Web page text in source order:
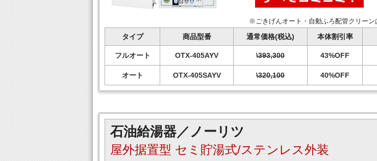
※ごきげんオート・自動ふろ配管クリーン
タイプ 商品型番 通常価格(税込) 本体割引率
フルオート OTX-405AYV \393,300 43%OFF
オート OTX-405SAYV \320,100 40%OFF
石油給湯器／ノーリツ
屋外据置型 セミ貯湯式/ステンレス外装